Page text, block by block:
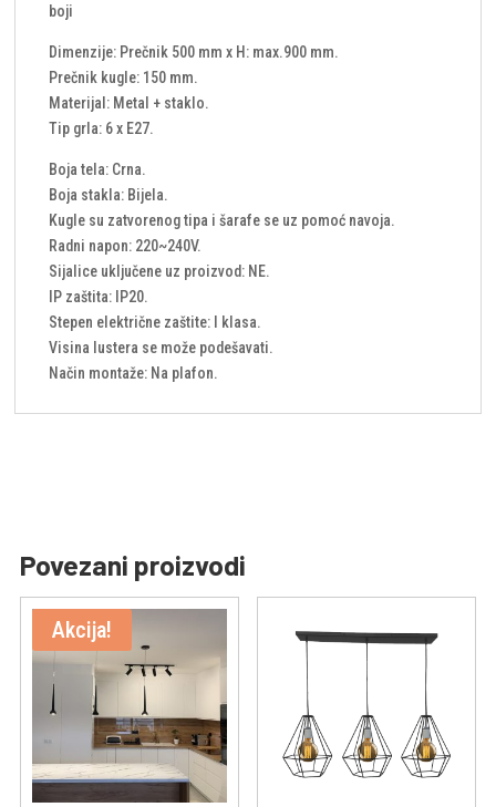
boji
Dimenzije: Prečnik 500 mm x H: max.900 mm.
Prečnik kugle: 150 mm.
Materijal: Metal + staklo.
Tip grla: 6 x E27.
Boja tela: Crna.
Boja stakla: Bijela.
Kugle su zatvorenog tipa i šarafe se uz pomoć navoja.
Radni napon: 220~240V.
Sijalice uključene uz proizvod: NE.
IP zaštita: IP20.
Stepen električne zaštite: I klasa.
Visina lustera se može podešavati.
Način montaže: Na plafon.
Povezani proizvodi
Akcija!